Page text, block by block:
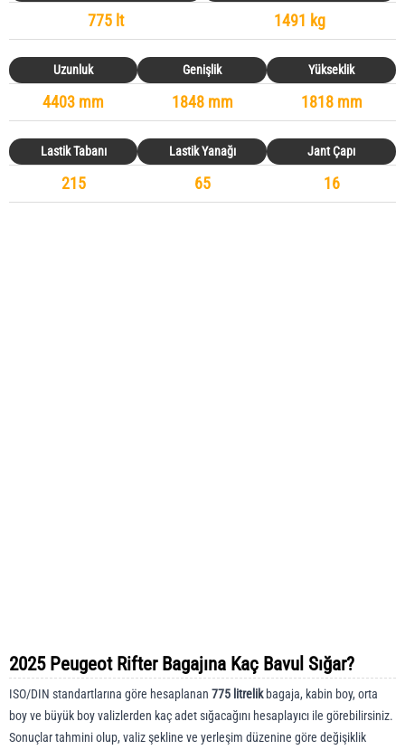
775 lt 1491 kg
Uzunluk Genişlik Yükseklik
4403 mm 1848 mm 1818 mm
Lastik Tabanı Lastik Yanağı Jant Çapı
215 65 16
2025 Peugeot Rifter Bagajına Kaç Bavul Sığar?
ISO/DIN standartlarına göre hesaplanan 775 litrelikbagaja, kabin boy, orta
boy ve büyük boy valizlerden kaç adet sığacağını hesaplayıcı ile görebilirsiniz.
Sonuçlar tahmini olup, valiz şekline ve yerleşim düzenine göre değişiklik